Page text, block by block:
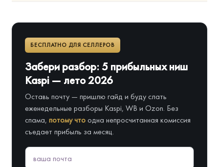
БЕСПЛАТНО ДЛЯ СЕЛЛЕРОВ
Забери разбор: 5 прибыльных ниш
Kaspi — лето 2026
Оставь почту — пришлю гайд и буду слать
еженедельные разборы Kaspi, WB и Ozon. Без
спама, потому чтоодна непросчитанная комиссия
съедает прибыль за месяц.